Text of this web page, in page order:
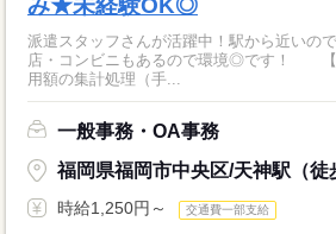
み★未経験OK◎
派遣スタッフさんが活躍中！駅から近いの
店・コンビニもあるので環境◎です！ 【
用額の集計処理（手...
一般事務・OA事務
福岡県福岡市中央区/天神駅（徒
時給1,250円～ 交通費一部支給